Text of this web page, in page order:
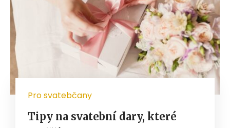
Pro svatebčany
Tipy na svatební dary, které